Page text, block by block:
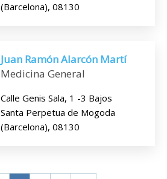
(Barcelona), 08130
Juan Ramón Alarcón Martí
Medicina General
Calle Genis Sala, 1 -3 Bajos
Santa Perpetua de Mogoda
(Barcelona), 08130